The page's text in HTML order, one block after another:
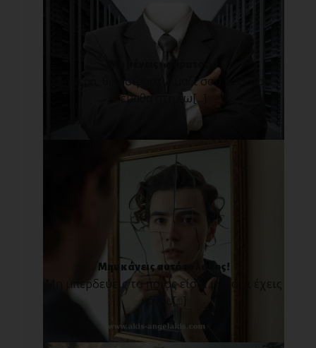
Μη μένεις «αόρατος»!
Σήμερα, θα μοιραστώ μαζί σου κάτι που
έμαθα στη ζω[...]
Μην κάνεις αυτό το λάθος!
Μη μπερδεύεις το ποιος είσαι με το τι έχεις
κάνει.[...]